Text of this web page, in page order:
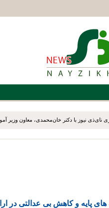
نای‌ذی نیوز با دکتر خان‌محمدی، معاون وزیر
های پایه و کاهش بی عدالتی در